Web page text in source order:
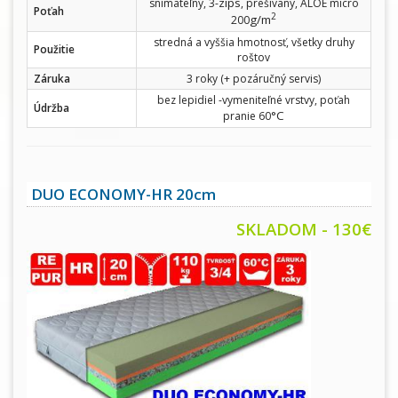
Poťah
200g/m2
Použitie
stredná a vyššia hmotnosť, všetky druhy
roštov
Záruka
3 roky (+ pozáručný servis)
Údržba
bez lepidiel -vymeniteľné vrstvy, poťah
pranie 60°C
DUO ECONOMY-HR 20cm
SKLADOM - 130€